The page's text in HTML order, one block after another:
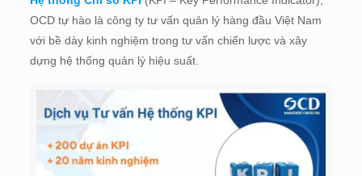
OCD tự hào là công ty tư vấn quản lý hàng đầu Việt Nam
với bề dày kinh nghiệm trong tư vấn chiến lược và xây
dựng hệ thống quản lý hiệu suất.